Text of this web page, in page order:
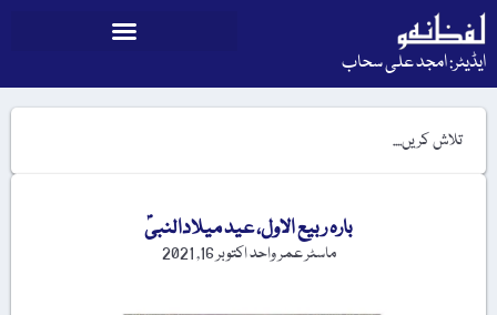
ایڈیٹر: امجد علی سحاب
بارہ ربیع الاول، عید میلادالنبیؐ
ماسٹر عمر واحداکتوبر 16, 2021